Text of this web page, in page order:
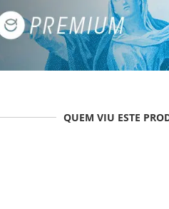
QUEM VIU ESTE